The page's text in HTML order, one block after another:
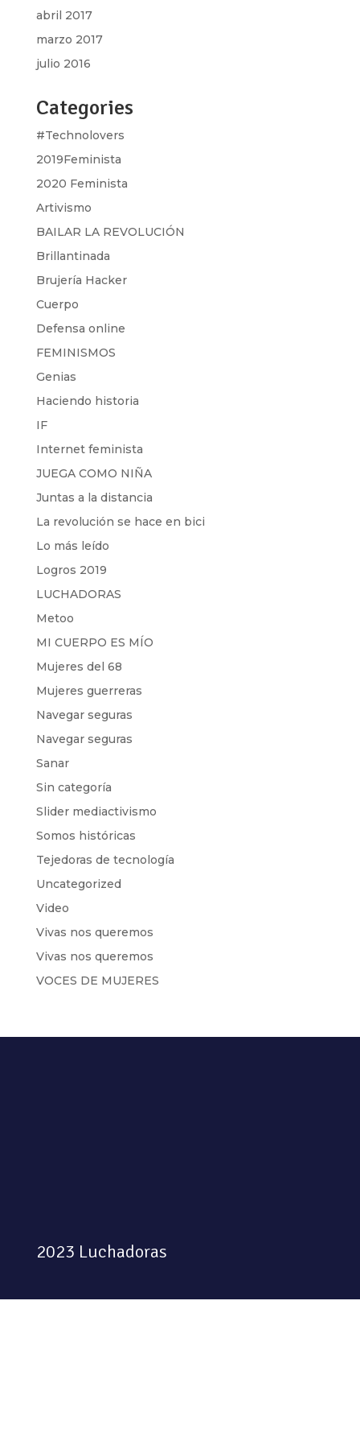
abril 2017
marzo 2017
julio 2016
Categories
#Technolovers
2019Feminista
2020 Feminista
Artivismo
BAILAR LA REVOLUCIÓN
Brillantinada
Brujería Hacker
Cuerpo
Defensa online
FEMINISMOS
Genias
Haciendo historia
IF
Internet feminista
JUEGA COMO NIÑA
Juntas a la distancia
La revolución se hace en bici
Lo más leído
Logros 2019
LUCHADORAS
Metoo
MI CUERPO ES MÍO
Mujeres del 68
Mujeres guerreras
Navegar seguras
Navegar seguras
Sanar
Sin categoría
Slider mediactivismo
Somos históricas
Tejedoras de tecnología
Uncategorized
Video
Vivas nos queremos
Vivas nos queremos
VOCES DE MUJERES
2023 Luchadoras